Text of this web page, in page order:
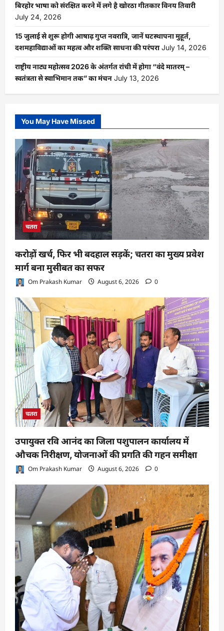
बिरहोर भाषा को संरक्षित करने में लगे है खोरठा गीतकार विनय तिवारी
July 24, 2026
15 जुलाई से शुरू होगी आषाढ़ गुप्त नवरात्रि, जानें घटस्थापना मुहूर्त,
दशमहाविद्याओं का महत्व और शक्ति साधना की परंपरा July 14, 2026
राष्ट्रीय नाट्य महोत्सव 2026 के अंतर्गत रांची में होगा “वंदे मातरम् –
स्वतंत्रता से स्वाभिमान तक” का मंचन July 13, 2026
You May Have Missed
चतरा
करोड़ों खर्च, फिर भी बदहाल सड़कें; चतरा का मुख्य प्रवेश
मार्ग बना मुसीबत का सफर
Om Prakash Kumar August 6, 2026 0
चतरा
उपायुक्त रवि आनंद का जिला पशुपालन कार्यालय में
औचक निरीक्षण, योजनाओं की प्रगति की गहन समीक्षा
Om Prakash Kumar August 6, 2026 0